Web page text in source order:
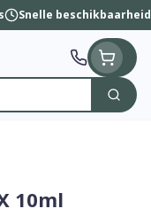
Snelle beschikbaarheid
Zoek
10ml